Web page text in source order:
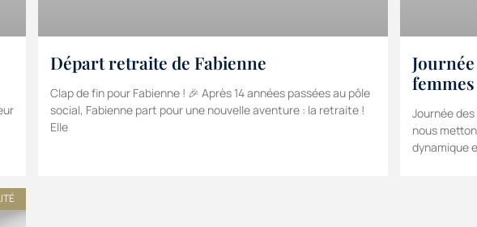
Départ retraite de Fabienne
Clap de fin pour Fabienne ! 🎉 Après 14 années passées au pôle
social, Fabienne part pour une nouvelle aventure : la retraite !
Elle
femmes
Journée des
nous
dynamique